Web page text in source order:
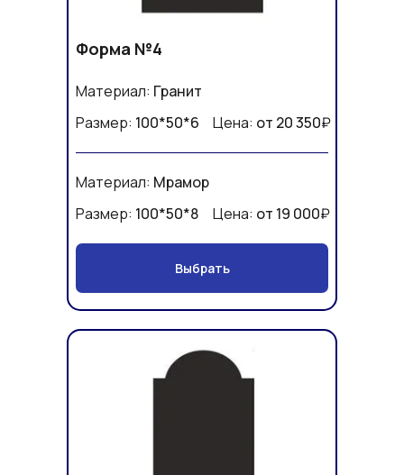
Форма №4
Материал: Гранит
Размер: 100*50*6 Цена: от 20 350₽
Материал: Мрамор
Размер: 100*50*8 Цена: от 19 000₽
Выбрать